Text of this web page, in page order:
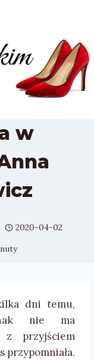
w
2020-04-02
dni temu,
nie ma
z przyjściem
przypomniała.